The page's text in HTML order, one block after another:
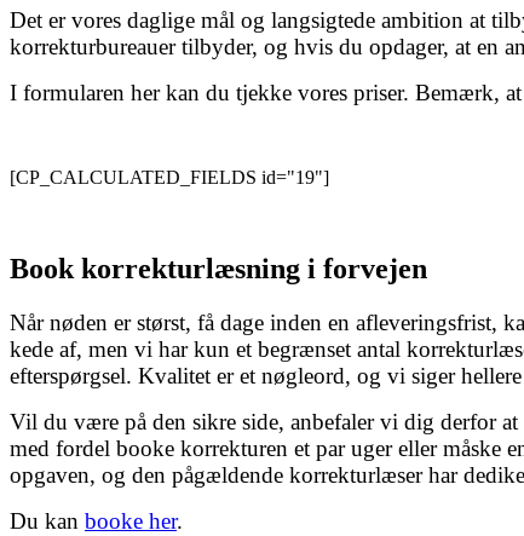
Det er vores daglige mål og langsigtede ambition at
korrekturbureauer tilbyder, og hvis du opdager, at en
I formularen her kan du tjekke vores priser. Bemærk,
[CP_CALCULATED_FIELDS id="19"]
Book korrekturlæsning i forvejen
Når nøden er størst, få dage inden en afleveringsfrist,
kede af, men vi har kun et begrænset antal
efterspørgsel. Kvalitet er et nøgleord, og vi siger
Vil du være på den sikre side, anbefaler vi dig derfor
med fordel booke korrekturen et par uger eller måske
opgaven, og den pågældende korrekturlæser har
Du kan booke her.